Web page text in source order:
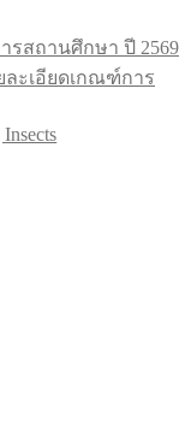
รสถานศึกษา ปี 2569
ละเอียดเกณฑ์การ